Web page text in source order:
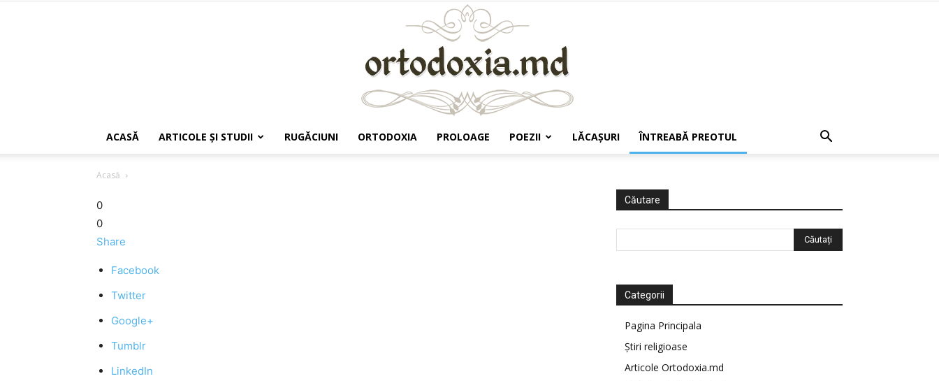
ACASĂ ARTICOLE ŞI STUDII RUGĂCIUNI ORTODOXIA PROLOAGE POEZII LĂCAŞURI ÎNTREABĂ PREOTUL
Acasă
0
0
Share
Facebook
Twitter
Google+
Tumblr
LinkedIn
Căutare
Categorii
Pagina Principala
Știri religioase
Articole Ortodoxia.md